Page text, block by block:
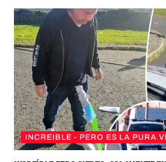
INCREIBLE - PERO ES LA PURA